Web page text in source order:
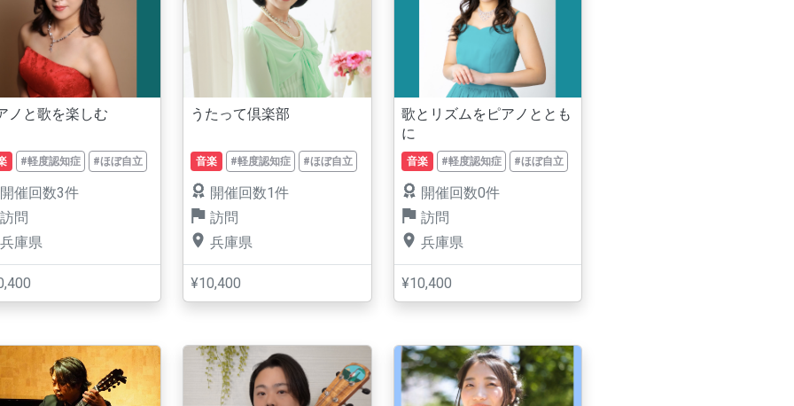
ノと歌を楽しむ
#軽度認知症 #ほぼ自立
開催回数3件
訪問
兵庫県
うたって倶楽部
音楽 #軽度認知症 #ほぼ自立
開催回数1件
訪問
兵庫県
¥10,400
歌とリズムをピアノととも
に
音楽 #軽度認知症 #ほぼ自立
開催回数0件
訪問
兵庫県
¥10,400